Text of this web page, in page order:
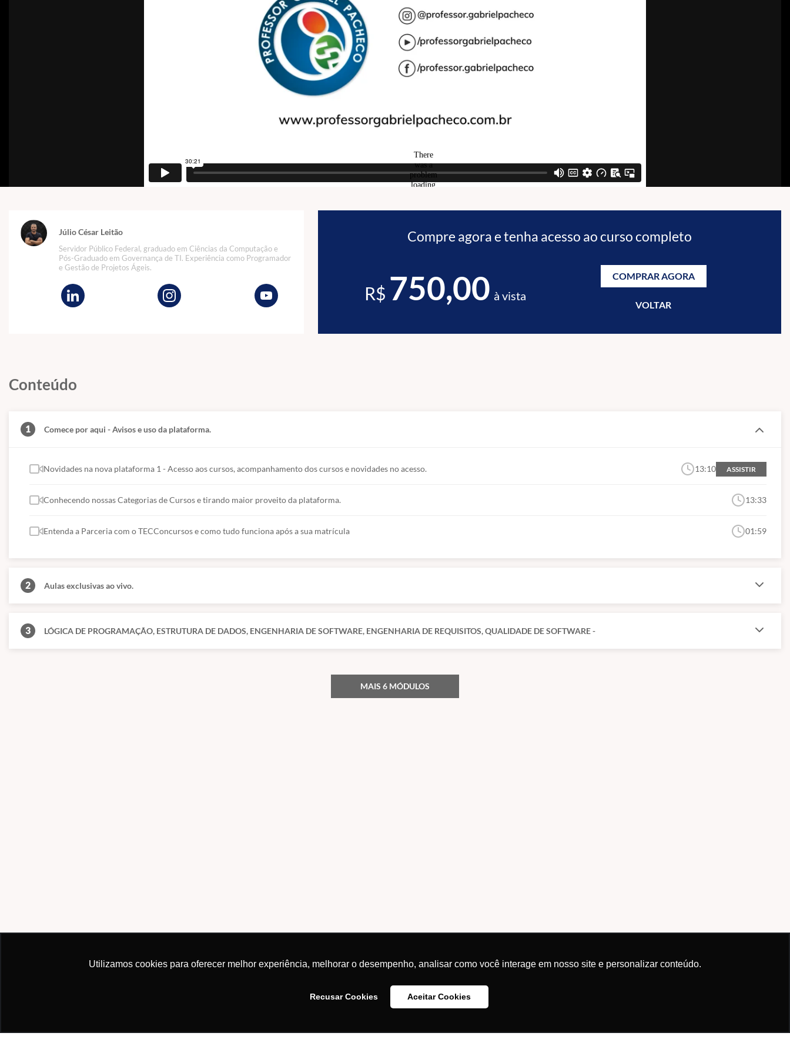
Utilizamos cookies para oferecer melhor experiência, melhorar o desempenho, analisar como você interage em nosso site e personalizar conteúdo.
Recusar Cookies Aceitar Cookies
Júlio César Leitão
Servidor Público Federal, graduado em Ciências da Computação e
Pós-Graduado em Governança de TI. Experiência como Programador
e Gestão de Projetos Ágeis.
Compre agora e tenha acesso ao curso completo
R$ 750,00 à vista
COMPRAR AGORA
VOLTAR
Conteúdo
1 Comece por aqui - Avisos e uso da plataforma.
Novidades na nova plataforma 1 - Acesso aos cursos, acompanhamento dos cursos e novidades no acesso. 13:10 ASSISTIR
Conhecendo nossas Categorias de Cursos e tirando maior proveito da plataforma. 13:33
Entenda a Parceria com o TECConcursos e como tudo funciona após a sua matrícula 01:59
2 Aulas exclusivas ao vivo.
3 LÓGICA DE PROGRAMAÇÃO, ESTRUTURA DE DADOS, ENGENHARIA DE SOFTWARE, ENGENHARIA DE REQUISITOS, QUALIDADE DE SOFTWARE -
MAIS 6 MÓDULOS